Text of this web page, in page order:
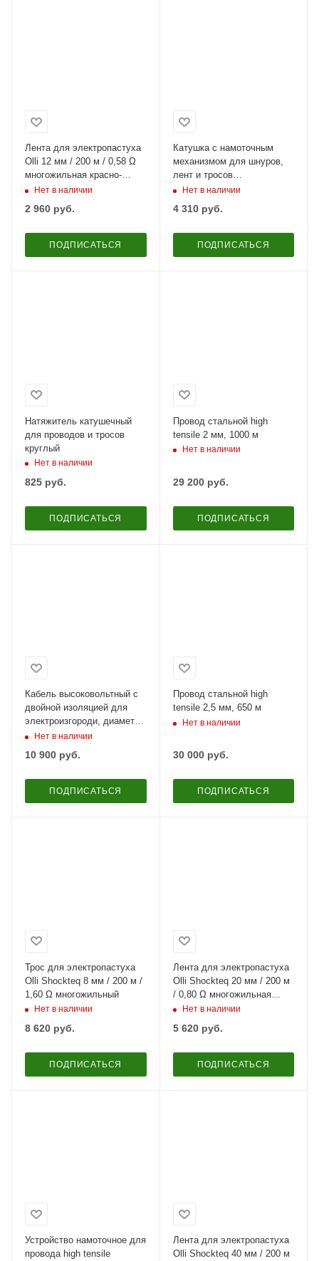
Лента для электропастуха
Olli 12 мм / 200 м / 0,58 Ω
многожильная красно-
белая
Нет в наличии
2 960 руб.
ПОДПИСАТЬСЯ
Катушка с намоточным
механизмом для шнуров,
лент и тросов
электроизгороди
Нет в наличии
4 310руб.
ПОДПИСАТЬСЯ
Натяжитель катушечный
для проводов и тросов
круглый
Нет в наличии
825 руб.
ПОДПИСАТЬСЯ
Провод стальной high
tensile 2 мм, 1000 м
Нет в наличии
29 200руб.
ПОДПИСАТЬСЯ
Кабель высоковольтный с
двойной изоляцией для
электроизгороди, диаметр
9 мм, 50 м
Нет в наличии
10 900 руб.
ПОДПИСАТЬСЯ
Провод стальной high
tensile 2,5 мм, 650 м
Нет в наличии
30 000руб.
ПОДПИСАТЬСЯ
Трос для электропастуха
Olli Shockteq 8 мм / 200 м /
1,60 Ω многожильный
Нет в наличии
8 620 руб.
ПОДПИСАТЬСЯ
Лента для электропастуха
Olli Shockteq 20 мм / 200 м
/ 0,80 Ω многожильная
зеленая
Нет в наличии
5 620руб.
ПОДПИСАТЬСЯ
Устройство намоточное для
провода high tensile
Лента для электропастуха
Olli Shockteq 40 мм / 200 м